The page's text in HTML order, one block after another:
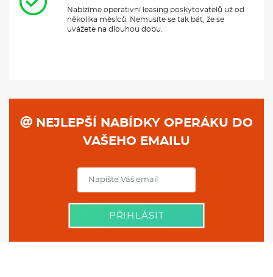
Nabízíme operativní leasing poskytovatelů už od
několika měsíců. Nemusíte se tak bát, že se
uvážete na dlouhou dobu.
NEJLEPŠÍ NABÍDKY OPERÁKU DO
VAŠEHO EMAILU
PŘIHLÁSIT